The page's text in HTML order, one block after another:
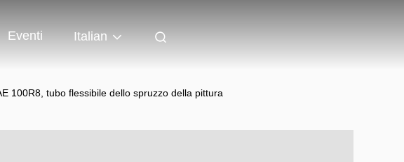
Eventi Italian
100R8, tubo flessibile dello spruzzo della pittura